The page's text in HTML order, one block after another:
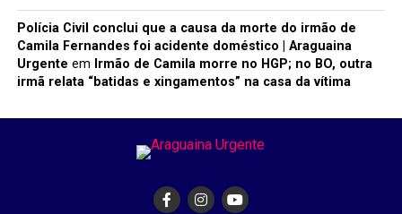
Polícia Civil conclui que a causa da morte do irmão de
Camila Fernandes foi acidente doméstico | Araguaina
Urgente em Irmão de Camila morre no HGP; no BO, outra
irmã relata “batidas e xingamentos” na casa da vítima